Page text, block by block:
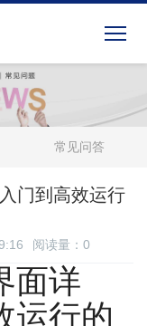
常见问答
门到高效运行
阅读量： 0
面详
运行的